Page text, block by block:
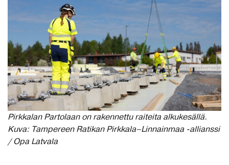
Pirkkalan Partolaan on rakennettu raiteita alkukesällä.
Kuva: Tampereen Ratikan Pirkkala–Linnainmaa -allianssi
/ Opa Latvala